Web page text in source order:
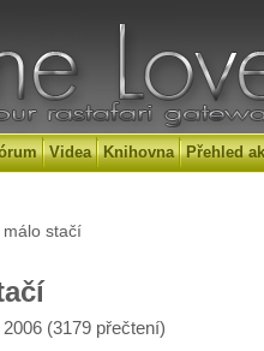
Videa Knihovna Přehled
málo stačí
(3179 přečtení)